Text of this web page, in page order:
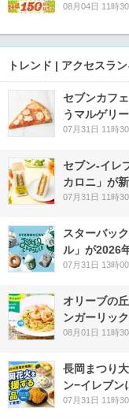
08月04日 11時
トレンド | アクセスラ
セブンカフ
うマルゲリ
07月31日 11時
セブン‐イレ
カロニ」が
07月31日 11時
スターバッ
ル」が2026
07月31日 13時
オリーブの
ンガーリッ
08月01日 11時
長岡まつり
ン−イレブン
07月31日 11時